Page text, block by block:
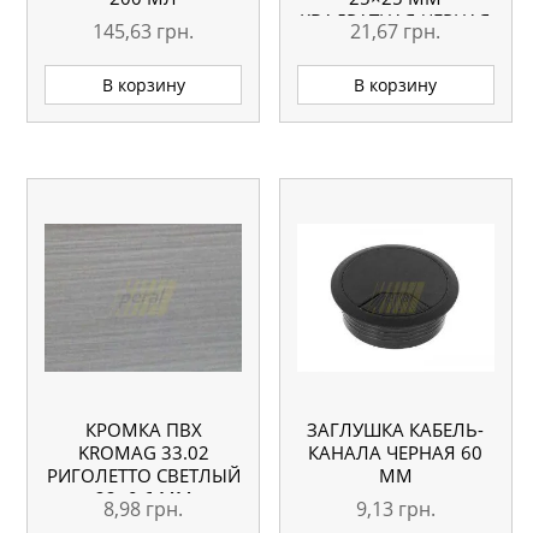
145,63 грн.
В корзину
КВАДРАТНАЯ ЧЕРНАЯ
32 ШТ.
21,67 грн.
В корзину
КРОМКА ПВХ
KROMAG 33.02
РИГОЛЕТТО СВЕТЛЫЙ
22×0,6 ММ
8,98 грн.
ЗАГЛУШКА КАБЕЛЬ-
КАНАЛА ЧЕРНАЯ 60
ММ
9,13 грн.